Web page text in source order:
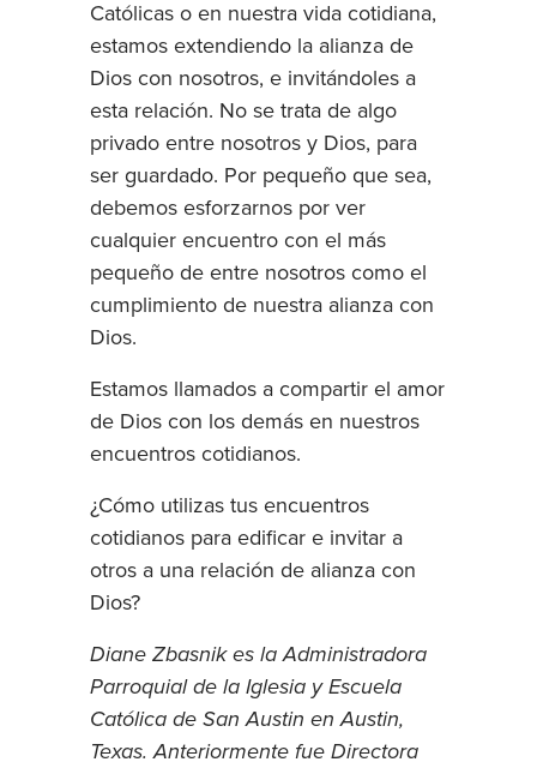
Católicas o en nuestra vida cotidiana,
estamos extendiendo la alianza de
Dios con nosotros, e invitándoles a
esta relación. No se trata de algo
privado entre nosotros y Dios, para
ser guardado. Por pequeño que sea,
debemos esforzarnos por ver
cualquier encuentro con el más
pequeño de entre nosotros como el
cumplimiento de nuestra alianza con
Dios.
Estamos llamados a compartir el amor
de Dios con los demás en nuestros
encuentros cotidianos.
¿Cómo utilizas tus encuentros
cotidianos para edificar e invitar a
otros a una relación de alianza con
Dios?
Diane Zbasnik es la Administradora
Parroquial de la Iglesia y Escuela
Católica de San Austin en Austin,
Texas. Anteriormente fue Directora